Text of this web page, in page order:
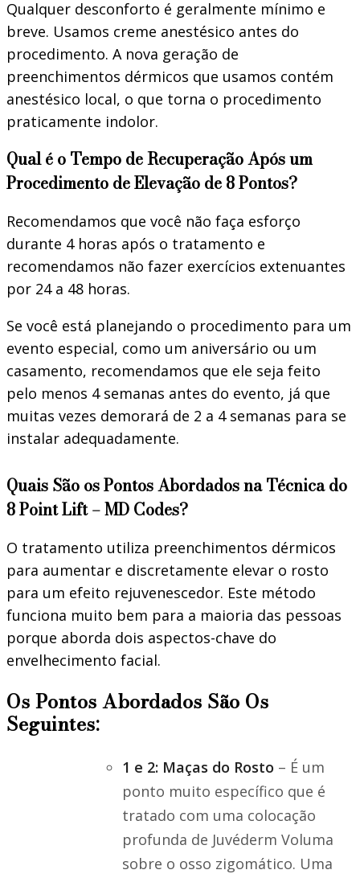
Qualquer desconforto é geralmente mínimo e
breve. Usamos creme anestésico antes do
procedimento. A nova geração de
preenchimentos dérmicos que usamos contém
anestésico local, o que torna o procedimento
praticamente indolor.
Qual é o Tempo de Recuperação Após um
Procedimento de Elevação de 8 Pontos?
Recomendamos que você não faça esforço
durante 4 horas após o tratamento e
recomendamos não fazer exercícios extenuantes
por 24 a 48 horas.
Se você está planejando o procedimento para um
evento especial, como um aniversário ou um
casamento, recomendamos que ele seja feito
pelo menos 4 semanas antes do evento, já que
muitas vezes demorará de 2 a 4 semanas para se
instalar adequadamente.
Quais São os Pontos Abordados na Técnica do
8 Point Lift – MD Codes?
O tratamento utiliza preenchimentos dérmicos
para aumentar e discretamente elevar o rosto
para um efeito rejuvenescedor. Este método
funciona muito bem para a maioria das pessoas
porque aborda dois aspectos-chave do
envelhecimento facial.
Os Pontos Abordados São Os
Seguintes:
1 e 2: Maças do Rosto – É um
ponto muito específico que é
tratado com uma colocação
profunda de Juvéderm Voluma
sobre o osso zigomático. Uma